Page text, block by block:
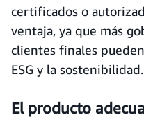
certificados o
ventaja, ya que más
clientes finales
ESG y la sostenibilidad.
El producto